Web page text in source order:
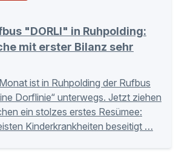
"DORLI" in Ruhpolding:
mit erster Bilanz sehr
ist in Ruhpolding der Rufbus
Dorflinie“ unterwegs. Jetzt ziehen
ein stolzes erstes Resümee:
Kinderkrankheiten beseitigt …